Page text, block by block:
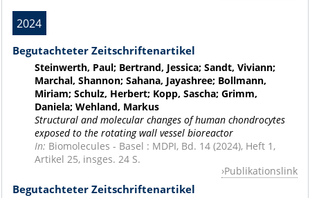
2024
Begutachteter Zeitschriftenartikel
Steinwerth, Paul; Bertrand, Jessica; Sandt, Viviann;
Marchal, Shannon; Sahana, Jayashree; Bollmann,
Miriam; Schulz, Herbert; Kopp, Sascha; Grimm,
Daniela; Wehland, Markus
Structural and molecular changes of human chondrocytes
exposed to the rotating wall vessel bioreactor
In: Biomolecules - Basel : MDPI, Bd. 14 (2024), Heft 1,
Artikel 25, insges. 24 S.
Publikationslink
Begutachteter Zeitschriftenartikel